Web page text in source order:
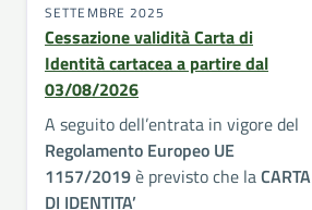
SETTEMBRE 2025
Cessazione validità Carta di
Identità cartacea a partire dal
03/08/2026
A seguito dell’entrata in vigore del
Regolamento Europeo UE
1157/2019è previsto che laCARTA
DI IDENTITA’